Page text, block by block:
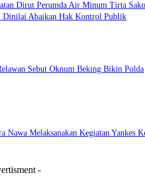
Dirut Perumda Air Minum Tirta Sako
Dinilai Abaikan Hak Kontrol Publik
Sebut Oknum Beking Bikin Polda
Nawa Melaksanakan Kegiatan Yankes
-